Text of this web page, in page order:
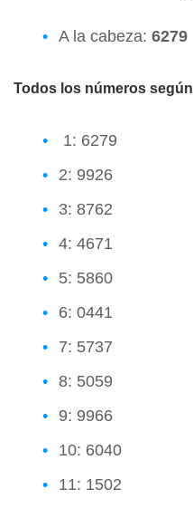
A la cabeza: 6279
Todos los números
1: 6279
2: 9926
3: 8762
4: 4671
5: 5860
6: 0441
7: 5737
8: 5059
9: 9966
10: 6040
11: 1502